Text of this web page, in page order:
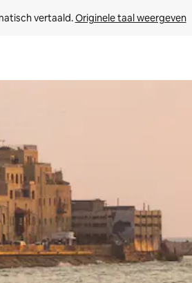
vertaald. Originele taal weergeven
omhoog en omlaag, óf door te tikken